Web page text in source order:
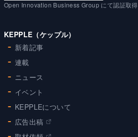
Open Innovation Business Group にて認証取得
KEPPLE（ケップル）
新着記事
連載
ニュース
イベント
KEPPLEについて
広告出稿